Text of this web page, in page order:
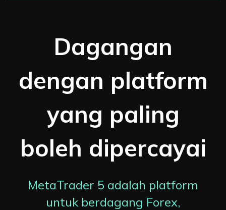
Dagangan
dengan platform
yang paling
boleh dipercayai
MetaTrader 5 adalah platform
untuk berdagang Forex,